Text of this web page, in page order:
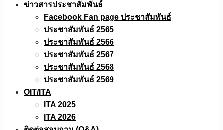
ข่าวสารประชาสัมพันธ์
Facebook Fan page ประชาสัมพันธ์
ประชาสัมพันธ์ 2565
ประชาสัมพันธ์ 2566
ประชาสัมพันธ์ 2567
ประชาสัมพันธ์ 2568
ประชาสัมพันธ์ 2569
OIT/ITA
ITA 2025
ITA 2026